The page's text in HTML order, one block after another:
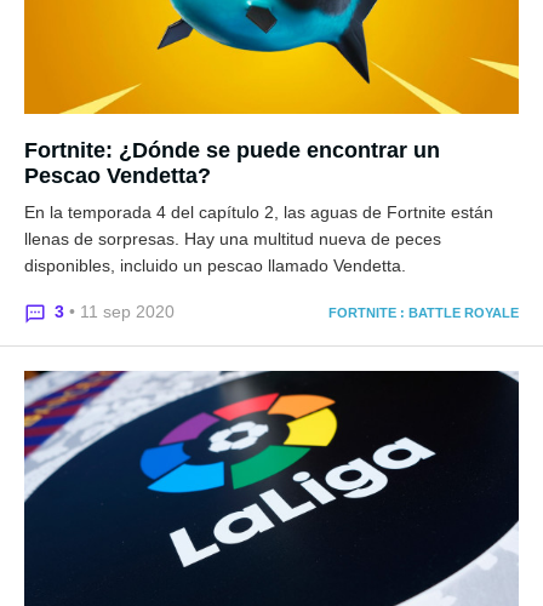
Fortnite: ¿Dónde se puede encontrar un
Pescao Vendetta?
En la temporada 4 del capítulo 2, las aguas de Fortnite están
llenas de sorpresas. Hay una multitud nueva de peces
disponibles, incluido un pescao llamado Vendetta.
3 • 11 sep 2020 FORTNITE : BATTLE ROYALE